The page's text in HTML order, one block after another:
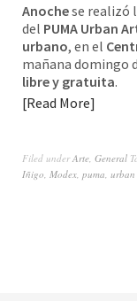
Anochese realizó
del PUMA Urban
urbano, en el
mañana domingo
libre y gratuita.
Read More
Filed underArte General
Iñigo Modex puma